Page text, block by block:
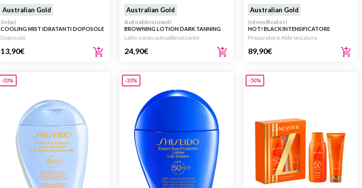
Australian Gold
Solari
COOLING MIST IDRATANTI DOPOSOLE
148ML
Doposole
13,90€
Australian Gold
Autoabbronzanti
BROWNING LOTION DARK TANNING
LOTION
Latte corpo autoabbronzante
24,90€
Australian Gold
Intensificatori
HOT! BLACK INTENSIFICATORE
ABBRONZATURA 250ML
Preparatore Abbronzatura
89,90€
-33% -33% -50%